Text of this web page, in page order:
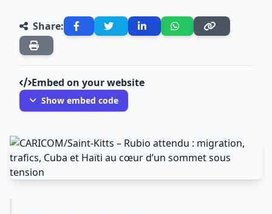
Share:
Embed on your website
Show embed code